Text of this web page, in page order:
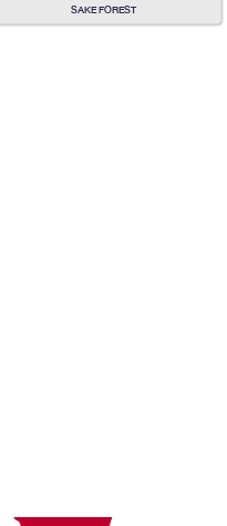
SAKE FOREST